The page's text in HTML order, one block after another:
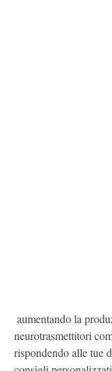
neurotrasmettitori
rispondendo alle tue